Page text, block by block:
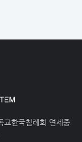
한국침례회 연세중